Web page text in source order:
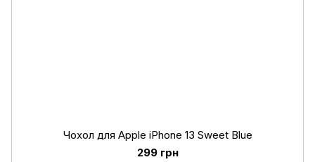
Чохол для Apple iPhone 13 Sweet Blue
299 грн